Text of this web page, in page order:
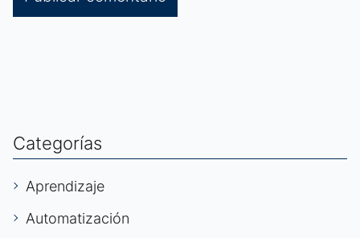
Categorías
Aprendizaje
Automatización